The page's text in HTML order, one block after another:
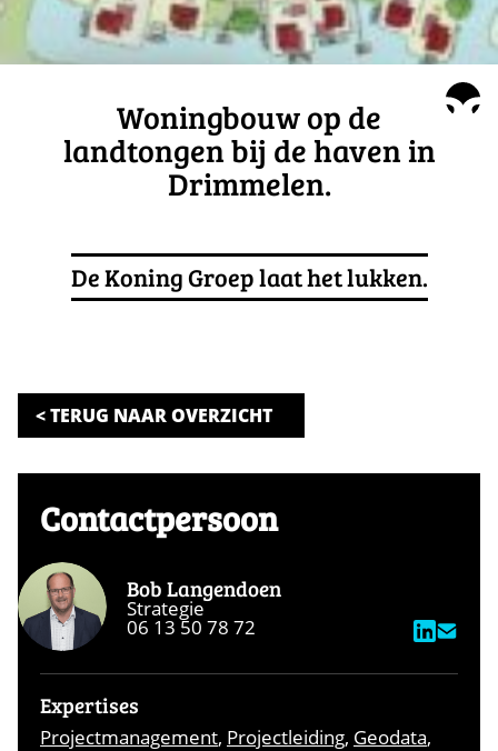
Woningbouw op de
landtongen bij de haven in
Drimmelen.
De Koning Groep laat het lukken.
< TERUG NAAR OVERZICHT
Contactpersoon
Bob Langendoen
Strategie
06 13 50 78 72
Expertises
Projectmanagement, Projectleiding, Geodata,